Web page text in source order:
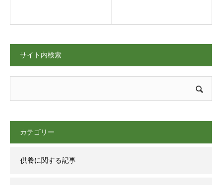
サイト内検索
カテゴリー
供養に関する記事